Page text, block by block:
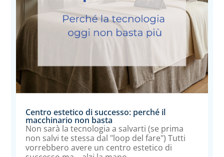
Centro estetico di successo: perché il
macchinario non basta
Non sarà la tecnologia a salvarti (se prima
non salvi te stessa dal "loop del fare") Tutti
vorrebbero avere un centro estetico di